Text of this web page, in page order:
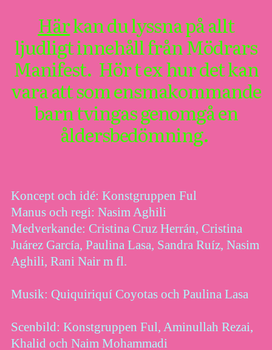
Härkan du lyssna på allt
ljudligt innehåll från Mödrars
Manifest. Hör t ex hur det kan
vara att som ensmakommande
barn tvingas genomgå en
åldersbedömning.
Koncept och idé: Konstgruppen Ful
Manus och regi: Nasim Aghili
Medverkande: Cristina Cruz Herrán, Cristina
Juárez García, Paulina Lasa, Sandra Ruíz, Nasim
Aghili, Rani Nair m fl.
Musik: Quiquiriquí Coyotas och Paulina Lasa
Scenbild: Konstgruppen Ful, Aminullah Rezai,
Khalid och Naim Mohammadi